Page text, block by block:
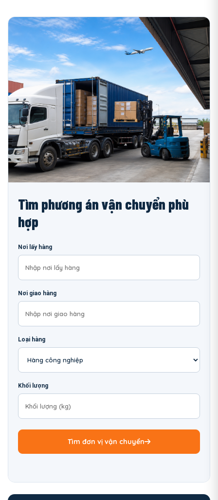
Tìm phương án vận chuyển phù
hợp
Nơi lấy hàng
Nơi giao hàng
Loại hàng
Khối lượng
Tìm đơn vị vận chuyển